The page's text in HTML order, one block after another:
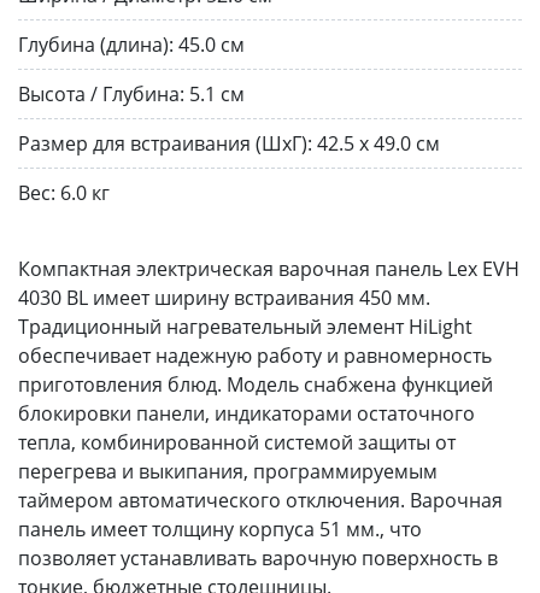
Глубина (длина): 45.0 см
Высота / Глубина: 5.1 см
Размер для встраивания (ШхГ): 42.5 х 49.0 см
Вес: 6.0 кг
Компактная электрическая варочная панель Lex EVH
4030 BL имеет ширину встраивания 450 мм.
Традиционный нагревательный элемент HiLight
обеспечивает надежную работу и равномерность
приготовления блюд. Модель снабжена функцией
блокировки панели, индикаторами остаточного
тепла, комбинированной системой защиты от
перегрева и выкипания, программируемым
таймером автоматического отключения. Варочная
панель имеет толщину корпуса 51 мм., что
позволяет устанавливать варочную поверхность в
тонкие, бюджетные столешницы.